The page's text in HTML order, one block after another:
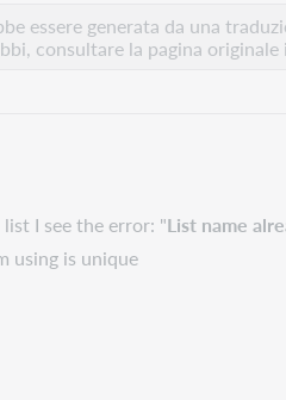
essere generata da una
consultare la pagina originale
I see the error: "List name
using is unique